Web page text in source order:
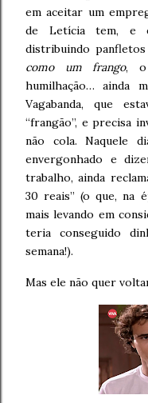
em aceitar um
de Letícia tem, e
distribuindo
como um frango, o
humilhação… ainda
Vagabanda, que
“frangão”, e precisa
não cola. Naquele
envergonhado e
trabalho, ainda
30 reais” (o que, na
mais levando em
teria conseguido
semana!).
Mas ele não quer